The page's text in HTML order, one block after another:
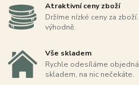
Atraktivní ceny zboží
Držíme nízké ceny za
výhodně.
Vše skladem
Rychle odesíláme
skladem, na nic nečekáte.